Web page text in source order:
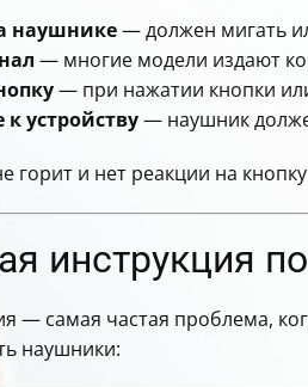
наушнике— должен мигать
— многие модели издают
— при нажатии кнопки
устройству— наушник
горит и нет реакции на
инструкция
— самая частая проблема,
наушники: